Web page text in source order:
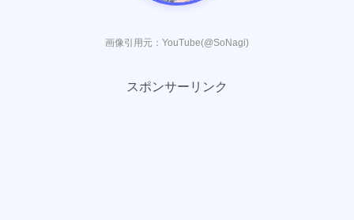
画像引用元：YouTube(@SoNagi)
スポンサーリンク